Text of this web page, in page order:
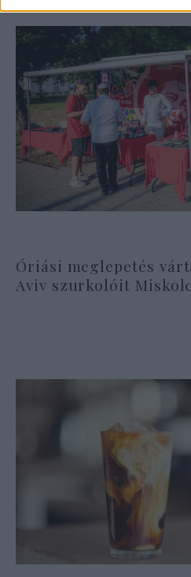
Óriási meglepetés
Aviv szurkolóit